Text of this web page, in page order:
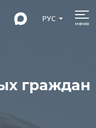
РУС
меню
граждан